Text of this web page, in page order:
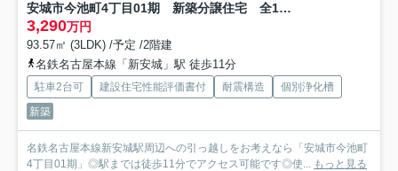
安城市今池町4丁目01期 新築分譲住宅 全1棟 1号棟
3,290万円
93.57㎡ (3LDK) /予定 /2階建
名鉄名古屋本線「新安城」駅 徒歩11分
駐車2台可 建設住宅性能評価書付 耐震構造
個別浄化槽
新築
名鉄名古屋本線新安城駅周辺への引っ越しをお考えなら「安城市今池町
4丁目01期」◎駅までは徒歩11分でアクセス可能です◎使... もっと見る